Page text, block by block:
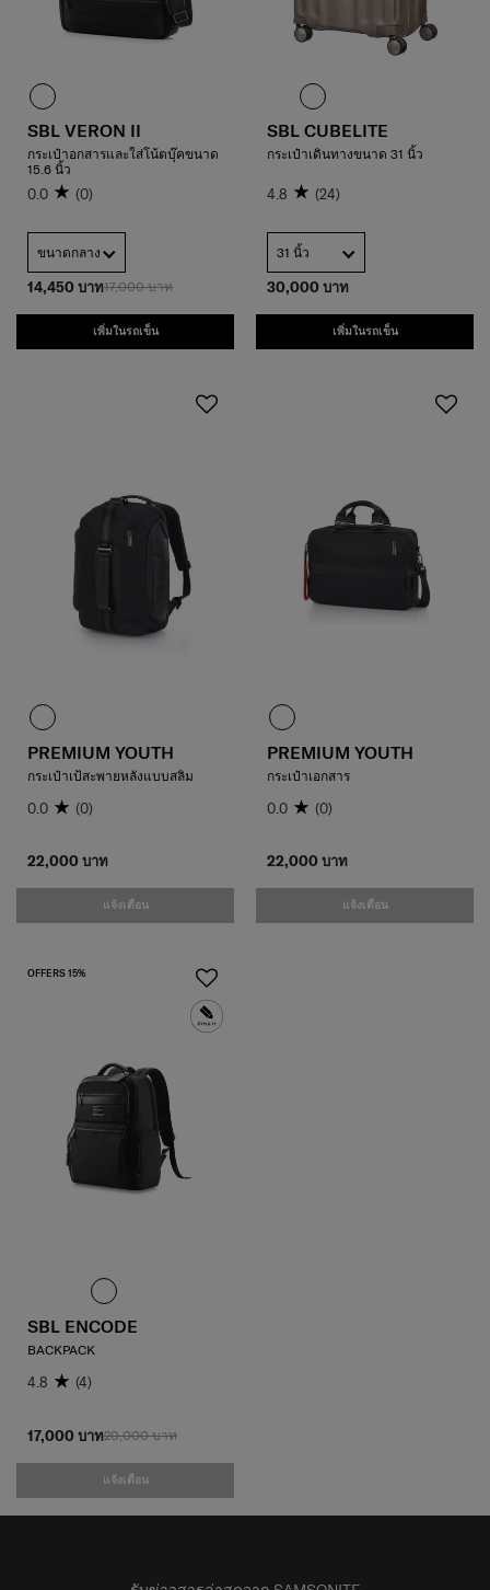
17,000 บาท
14,450 บาท
เพิ่มในรถเข็น
SBL VERON II
กระเป๋าอกสารและใส่โน้ตบุ๊คขนาด
15.6 นิ้ว
0.0 (0)
ขนาดกลาง
30,000 บาท
เพิ่มในรถเข็น
SBL CUBELITE
กระเป๋าเดินทางขนาด 31 นิ้ว
4.8 (24)
31 นิ้ว
22,000 บาท
แจ้งเตือน
PREMIUM YOUTH
กระเป๋าเป้สะพายหลังแบบสลิม
0.0 (0)
22,000 บาท
แจ้งเตือน
PREMIUM YOUTH
กระเป๋าเอกสาร
0.0 (0)
20,000 บาท
17,000 บาท
แจ้งเตือน
OFFERS 15%
SBL ENCODE
BACKPACK
4.8 (4)